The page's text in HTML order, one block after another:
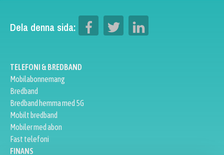
Dela denna sida:
TELEFONI & BREDBAND
Mobilabonnemang
Bredband
Bredband hemma med 5G
Mobilt bredband
Mobiler med abon
Fast telefoni
FINANS